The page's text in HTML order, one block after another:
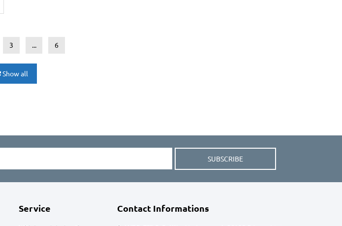
3 ... 6
Show all
SUBSCRIBE
Service Contact Informations